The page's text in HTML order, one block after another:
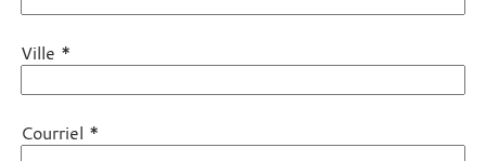
Ville *
Courriel *